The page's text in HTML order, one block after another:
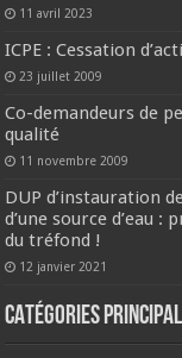
11 avril 2023
ICPE : Cessation
23 juillet 2009
Co-demandeurs de
qualité
11 novembre 2009
DUP d’instauration
d’une source d’eau
du tréfond !
12 janvier 2021
CATÉGORIES